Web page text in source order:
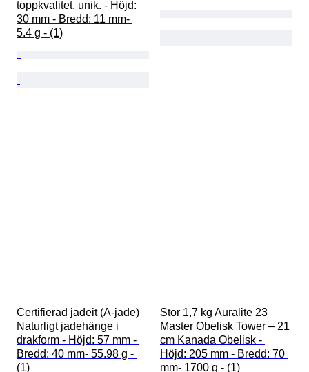
toppkvalitet, unik. - Höjd:
30 mm - Bredd: 11 mm-
5.4 g - (1)
Certifierad jadeit (A-jade)
Naturligt jadehänge i
drakform - Höjd: 57 mm -
Bredd: 40 mm- 55.98 g -
(1)
Stor 1,7 kg Auralite 23
Master Obelisk Tower – 21
cm Kanada Obelisk -
Höjd: 205 mm - Bredd: 70
mm- 1700 g - (1)